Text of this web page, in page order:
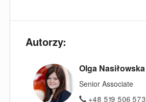
Autorzy:
Olga Nasiłowska
Senior Associate
+48 519 506 573